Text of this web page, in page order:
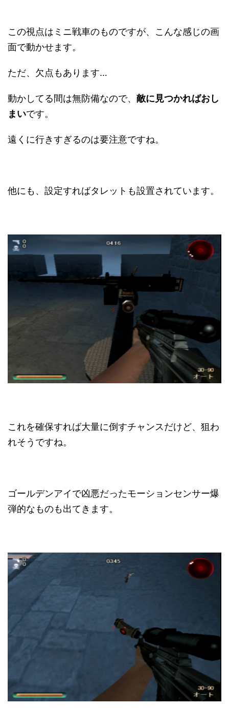
この視点はミニ戦車のものですが、こんな感じの画
面で動かせます。
ただ、欠点もあります…
動かしてる間は無防備なので、 敵に見つかればおし
まいです。
遠くに行きすぎるのは要注意ですね。
他にも、設定すればタレットも設置されています。
これを確保すれば大量に倒すチャンスだけど、狙わ
れそうですね。
ゴールデンアイで凶悪だったモーションセンサー爆
弾的なものも出てきます。